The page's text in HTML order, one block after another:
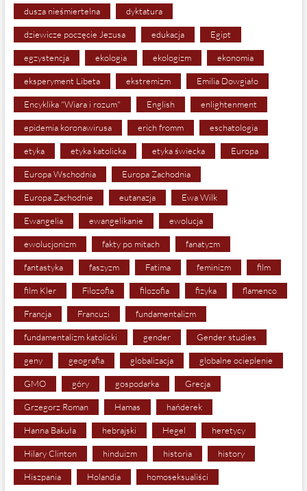
dusza nieśmiertelna dyktatura
dziewicze poczęcie Jezusa edukacja Egipt
egzystencja ekologia ekologizm ekonomia
eksperyment Libeta ekstremizm Emilia Dowgiało
Encyklika "Wiara i rozum" English enlightenment
epidemia koronawirusa erich fromm eschatologia
etyka etyka katolicka etyka świecka Europa
Europa Wschodnia Europa Zachodnia
Europa Zachodnie eutanazja Ewa Wilk
Ewangelia ewangelikanie ewolucja
ewolucjonizm fakty po mitach fanatyzm
fantastyka faszyzm Fatima feminizm film
film Kler Filozofia filozofia fizyka flamenco
Francja Francuzi fundamentalizm
fundamentalizm katolicki gender Gender studies
geny geografia globalizacja globalne ocieplenie
GMO góry gospodarka Grecja
Grzegorz Roman Hamas hańderek
Hanna Bakuła hebrajski Hegel heretycy
Hilary Clinton hinduizm historia history
Hiszpania Holandia homoseksualiści